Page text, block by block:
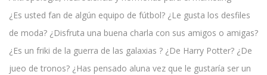
¿Es usted fan de algún equipo de fútbol? ¿Le gusta los desfiles
de moda? ¿Disfruta una buena charla con sus amigos o amigas?
¿Es un friki de la guerra de las galaxias ? ¿De Harry Potter? ¿De
jueo de tronos? ¿Has pensado aluna vez que le gustaría ser un